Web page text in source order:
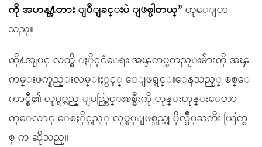
ကို အဟန႔္အတား ျပဳျခင္းပဲ ျဖစ္ပါတယ္” ဟုေျပာ
သည္။
ထို႔အျပင္ လက္ရွိ ႏိုင္ငံေရး အၾကပ္အတည္းမ်ားကို အၾ
ကမ္းဖက္နည္းလမ္းႏွင့္ ေျဖရွင္းေနသည့္ စစ္ေ
ကာင္စီ၏ လုပ္ရပ္သည္ ျပည္တြင္းစစ္မီးကို ဟုန္းဟုန္းေတာ
က္ေလာင္ ေစႏိုင္သည့္ လုပ္ရပ္ျဖစ္သည္ဟု ဗိုလ္ခ်ဳပ္ႀကီး ယြက္စ
စ္ က ဆိုသည္။